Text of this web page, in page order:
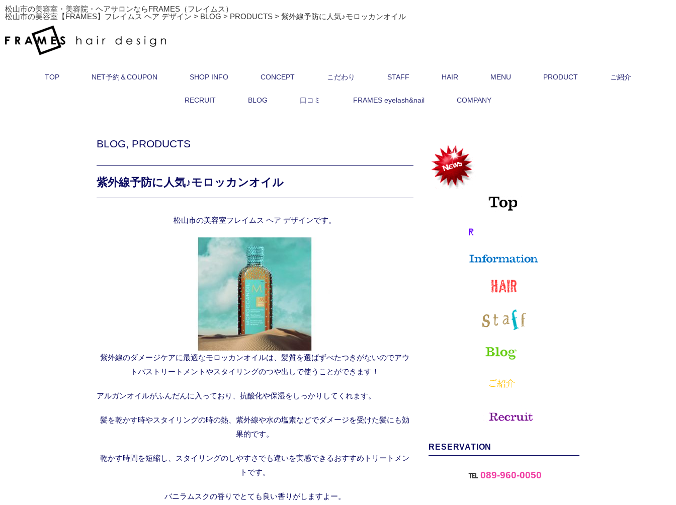
松山市の美容室・美容院・ヘアサロンならFRAMES（フレイムス）
松山市の美容室【FRAMES】フレイムス ヘア デザイン > BLOG > PRODUCTS > 紫外線予防に人気♪モロッカンオイル
TOP NET予約＆COUPON SHOP INFO CONCEPT こだわり STAFF HAIR MENU PRODUCT ご紹介
RECRUIT BLOG 口コミ FRAMES eyelash&nail COMPANY
BLOG, PRODUCTS
紫外線予防に人気♪モロッカンオイル
松山市の美容室フレイムス ヘア デザインです。
紫外線のダメージケアに最適なモロッカンオイルは、髪質を選ばずべたつきがないのでアウ
トバストリートメントやスタイリングのつや出しで使うことができます！
アルガンオイルがふんだんに入っており、抗酸化や保湿をしっかりしてくれます。
髪を乾かす時やスタイリングの時の熱、紫外線や水の塩素などでダメージを受けた髪にも効
果的です。
乾かす時間を短縮し、スタイリングのしやすさでも違いを実感できるおすすめトリートメン
トです。
バニラムスクの香りでとても良い香りがしますよー。
RESERVATION
℡089-960-0050